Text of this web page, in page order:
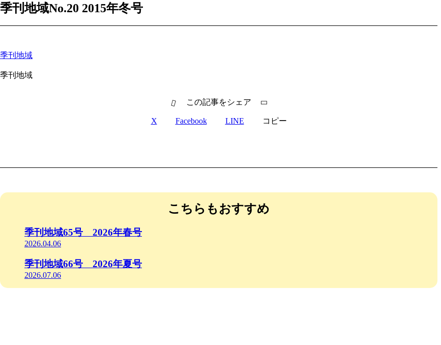
季刊地域No.20 2015年冬号
季刊地域
季刊地域
この記事をシェア
X Facebook LINE コピー
こちらもおすすめ
季刊地域65号 2026年春号
2026.04.06
季刊地域66号 2026年夏号
2026.07.06